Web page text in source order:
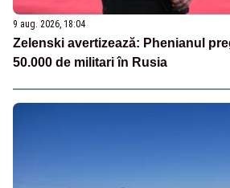
9 aug. 2026, 18:04
Zelenski avertizează: Phenianul
50.000 de militari în Rusia